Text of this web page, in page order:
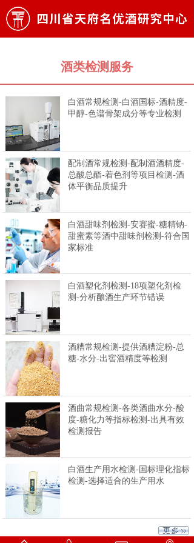
酒类检测服务
白酒常规检测-白酒国标-酒精度-
甲醇-色谱骨架成分等专业检测
配制酒常规检测-配制酒酒精度-
总酸总酯-着色剂等项目检测-酒
体平衡品质提升
白酒甜味剂检测-安赛蜜-糖精钠-
甜蜜素等酒中甜味剂检测-符合国
家标准
白酒塑化剂检测-18项塑化剂检
测-分析酿酒生产环节错误
酒糟常规检测-提供酒糟淀粉-总
糖-水分-出窖酒精度等检测
酒曲常规检测-各类酒曲水分-酸
度-糖化力等指标检测-出具有效
检测报告
白酒生产用水检测-国标理化指标
检测-选择适合的生产用水